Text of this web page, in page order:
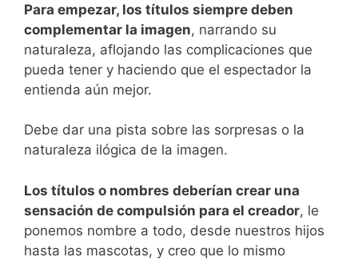
Para empezar, los títulos siempre deben
complementar la imagen, narrando su
naturaleza, aflojando las complicaciones que
pueda tener y haciendo que el espectador la
entienda aún mejor.
Debe dar una pista sobre las sorpresas o la
naturaleza ilógica de la imagen.
Los títulos o nombres deberían crear una
sensación de compulsión para el creador, le
ponemos nombre a todo, desde nuestros hijos
hasta las mascotas, y creo que lo mismo